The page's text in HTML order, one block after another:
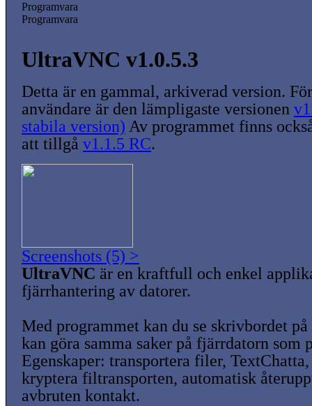
Programvara
Programvara
UltraVNC v1.0.5.3
Detta är en gammal, arkiverad version.
användare är den lämpligaste versionen
stabila version) Av programmet finns
att tillgå v1.1.5 RC.
Screenshots (5) >
UltraVNC är en kraftfull och enkel
fjärrhantering av datorer.
Med programmet kan du se skrivbordet på
kan göra samma saker på fjärrdatorn som
Egenskaper: transportera filer,
kryptera filtransporten, automatisk
avbruten kontakt.